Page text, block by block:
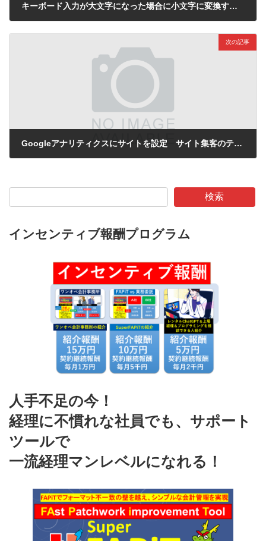
キーボード入力が大文字になった場合に小文字に変換する方法
次の記事
Googleアナリティクスにサイトを設定 サイト集客のテクニック
検索
インセンティブ報酬プログラム
人手不足の今！
経理に不慣れな社員でも、サポート
ツールで
一流経理マンレベルになれる！